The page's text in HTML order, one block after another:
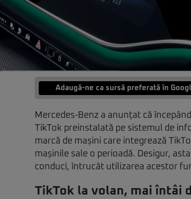
Adaugă-ne ca sursă preferată în
Mercedes-Benz a anunțat că
TikTok preinstalată pe sistemul de
marcă de mașini care integrează
mașinile sale o perioadă. Desigur,
conduci, întrucât utilizarea acestor
TikTok la volan, mai întâi